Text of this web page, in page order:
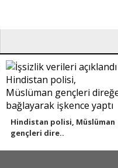
Hindistan polisi, Müslüman
gençleri dire..